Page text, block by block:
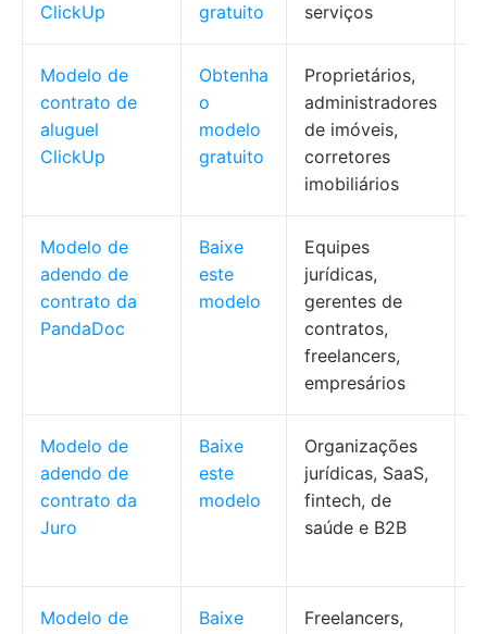
ClickUp
gratuito
serviços
Modelo de
contrato de
aluguel
ClickUp
Obtenha
o
modelo
gratuito
Proprietários,
administradores
de imóveis,
corretores
imobiliários
Modelo de
adendo de
contrato da
PandaDoc
Baixe
este
modelo
Equipes
jurídicas,
gerentes de
contratos,
freelancers,
empresários
Modelo de
adendo de
contrato da
Juro
Baixe
este
modelo
Organizações
jurídicas, SaaS,
fintech, de
saúde e B2B
Modelo de
Baixe
Freelancers,